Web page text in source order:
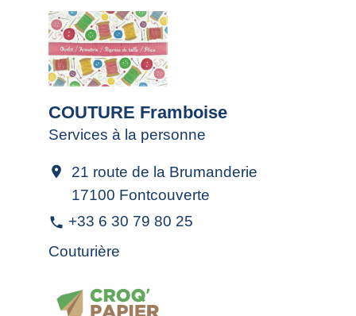
COUTURE Framboise
Services à la personne
location_on
21 route de la Brumanderie
17100 Fontcouverte
phone +33 6 30 79 80 25
Couturière